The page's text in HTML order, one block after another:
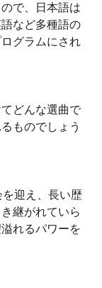
で、日本語は
など多種語の
グラムにされ
どんな選曲で
ものでしょう
迎え、長い歴
継がれていら
れるパワーを